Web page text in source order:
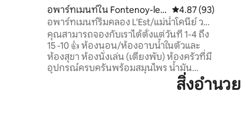
อพาร์ทเมนท์ใน Fontenoy-le-
Château
คะแนนเฉลี่ย 4.87
4.87 (93)
อพาร์ทเมนท์ริมคลอง L'Est/แม่น้ำโคนีย์ วอ
สจ์
คุณสามารถจองกับเราได้ตั้งแต่วันที่ 1-4 ถึง
15 -10 👍 ห้องนอน/ห้องอาบน้ำในตัวและ
ห้องสุขา ห้องนั่งเล่น (เตียงพับ) ห้องครัวที่มี
อุปกรณ์ครบครันพร้อมสมุนไพร น้ำมัน
กาแฟ และชา ทีวีพร้อมดู NLZIET และช่อง
ฝรั่งเศสทั้งหมด มีไฟเบอร์ไวไฟ ที่พักที่เหมาะ
สิ่งอำนว